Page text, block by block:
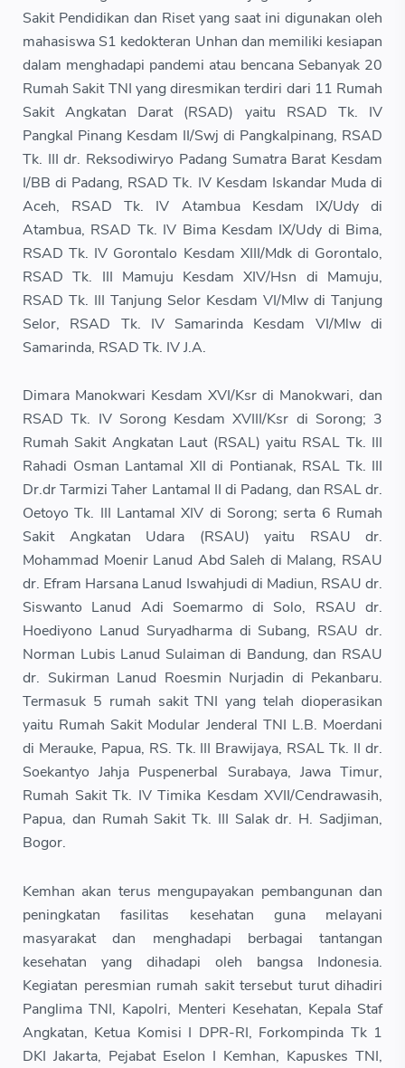
Sakit Pendidikan dan Riset yang saat ini digunakan oleh
mahasiswa S1 kedokteran Unhan dan memiliki kesiapan
dalam menghadapi pandemi atau bencana Sebanyak 20
Rumah Sakit TNI yang diresmikan terdiri dari 11 Rumah
Sakit Angkatan Darat (RSAD) yaitu RSAD Tk. IV
Pangkal Pinang Kesdam II/Swj di Pangkalpinang, RSAD
Tk. III dr. Reksodiwiryo Padang Sumatra Barat Kesdam
I/BB di Padang, RSAD Tk. IV Kesdam Iskandar Muda di
Aceh, RSAD Tk. IV Atambua Kesdam IX/Udy di
Atambua, RSAD Tk. IV Bima Kesdam IX/Udy di Bima,
RSAD Tk. IV Gorontalo Kesdam XIII/Mdk di Gorontalo,
RSAD Tk. III Mamuju Kesdam XIV/Hsn di Mamuju,
RSAD Tk. III Tanjung Selor Kesdam VI/Mlw di Tanjung
Selor, RSAD Tk. IV Samarinda Kesdam VI/Mlw di
Samarinda, RSAD Tk. IV J.A.
Dimara Manokwari Kesdam XVI/Ksr di Manokwari, dan
RSAD Tk. IV Sorong Kesdam XVIII/Ksr di Sorong; 3
Rumah Sakit Angkatan Laut (RSAL) yaitu RSAL Tk. III
Rahadi Osman Lantamal XII di Pontianak, RSAL Tk. III
Dr.dr Tarmizi Taher Lantamal II di Padang, dan RSAL dr.
Oetoyo Tk. III Lantamal XIV di Sorong; serta 6 Rumah
Sakit Angkatan Udara (RSAU) yaitu RSAU dr.
Mohammad Moenir Lanud Abd Saleh di Malang, RSAU
dr. Efram Harsana Lanud Iswahjudi di Madiun, RSAU dr.
Siswanto Lanud Adi Soemarmo di Solo, RSAU dr.
Hoediyono Lanud Suryadharma di Subang, RSAU dr.
Norman Lubis Lanud Sulaiman di Bandung, dan RSAU
dr. Sukirman Lanud Roesmin Nurjadin di Pekanbaru.
Termasuk 5 rumah sakit TNI yang telah dioperasikan
yaitu Rumah Sakit Modular Jenderal TNI L.B. Moerdani
di Merauke, Papua, RS. Tk. III Brawijaya, RSAL Tk. II dr.
Soekantyo Jahja Puspenerbal Surabaya, Jawa Timur,
Rumah Sakit Tk. IV Timika Kesdam XVII/Cendrawasih,
Papua, dan Rumah Sakit Tk. III Salak dr. H. Sadjiman,
Bogor.
Kemhan akan terus mengupayakan pembangunan dan
peningkatan fasilitas kesehatan guna melayani
masyarakat dan menghadapi berbagai tantangan
kesehatan yang dihadapi oleh bangsa Indonesia.
Kegiatan peresmian rumah sakit tersebut turut dihadiri
Panglima TNI, Kapolri, Menteri Kesehatan, Kepala Staf
Angkatan, Ketua Komisi I DPR-RI, Forkompinda Tk 1
DKI Jakarta, Pejabat Eselon I Kemhan, Kapuskes TNI,